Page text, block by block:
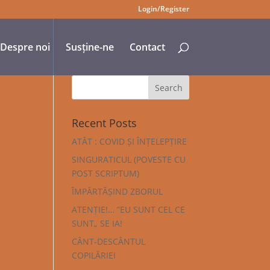
Login/Register
Despre noi Susține-ne Contact
Recent Posts
ATÂT : COVID ȘI ÎNȚELEPȚIRE
SINGURATICUL (POVESTE CU
POST SCRIPTUM)
ÎMPĂRTĂȘIND ZBORUL
ATENȚIE!… ”EU SUNT CEL CE
SUNT„ SE IA!
CÂNT-DESCÂNTUL
COPILĂRIEI